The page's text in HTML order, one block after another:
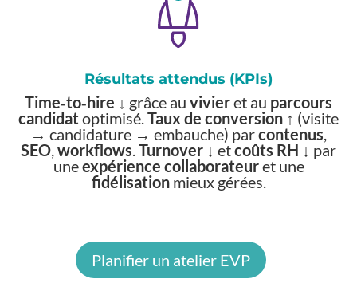
Résultats attendus (KPIs)
Time‑to‑hire ↓ grâce au vivieret au parcours
candidat optimisé.Taux de conversion ↑ (visite
→ candidature → embauche) parcontenus,
SEO,workflows.Turnover ↓ etcoûts RH ↓ par
uneexpérience collaborateuret une
fidélisationmieux gérées.
Planifier un atelier EVP